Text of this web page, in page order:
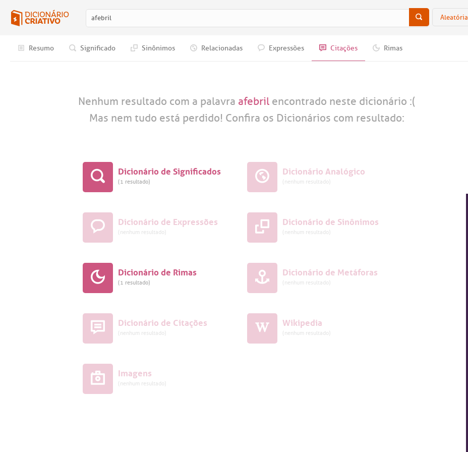
Aleatória
Resumo Significado Sinônimos Relacionadas Expressões Citações Rimas
Nenhum resultado com a palavra afebril encontrado neste dicionário :(
Mas nem tudo está perdido! Confira os Dicionários com resultado:
Dicionário de Significados
(1 resultado)
Dicionário Analógico
(nenhum resultado)
Dicionário de Expressões
(nenhum resultado)
Dicionário de Sinônimos
(nenhum resultado)
Dicionário de Rimas
(1 resultado)
Dicionário de Metáforas
(nenhum resultado)
Dicionário de Citações
(nenhum resultado)
Wikipedia
(nenhum resultado)
Imagens
(nenhum resultado)